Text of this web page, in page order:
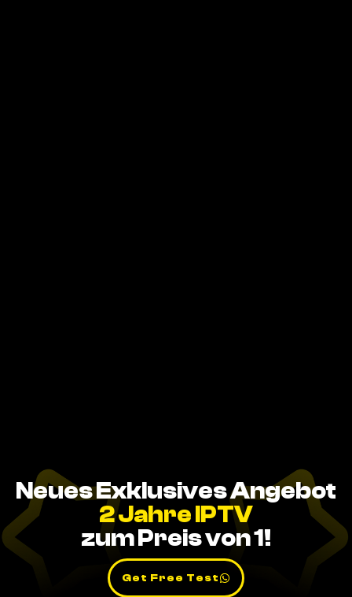
Neues Exklusives Angebot
2 Jahre IPTV
zum Preis von 1!
Get Free Test